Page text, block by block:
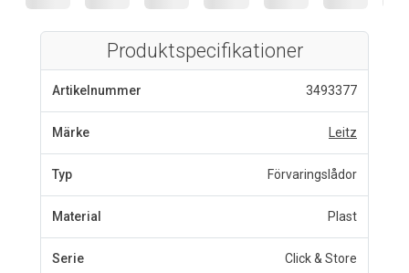
Produktspecifikationer
Artikelnummer 3493377
Märke Leitz
Typ Förvaringslådor
Material Plast
Serie Click & Store